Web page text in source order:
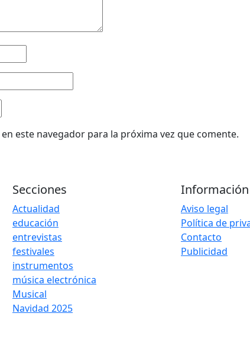
este navegador para la próxima vez que comente.
Secciones
Actualidad
educación
entrevistas
festivales
instrumentos
música electrónica
Musical
Navidad 2025
Información
Aviso legal
Política de
Contacto
Publicidad